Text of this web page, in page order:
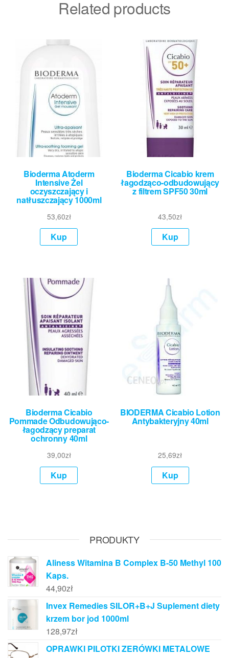
Related products
Bioderma Atoderm
Intensive Żel
oczyszczający i
natłuszczający 1000ml
53,60zł
Kup
Bioderma Cicabio krem
łagodząco-odbudowujący
z filtrem SPF50 30ml
43,50zł
Kup
Bioderma Cicabio
Pommade Odbudowująco-
łagodzący preparat
ochronny 40ml
39,00zł
Kup
BIODERMA Cicabio Lotion
Antybakteryjny 40ml
25,69zł
Kup
PRODUKTY
Aliness Witamina B Complex B-50 Methyl 100
Kaps.
44,90zł
Invex Remedies SILOR+B+J Suplement diety
krzem bor jod 1000ml
128,97zł
OPRAWKI PILOTKI ZERÓWKI METALOWE